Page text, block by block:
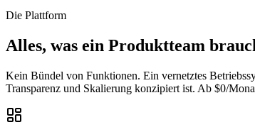
Die Plattform
Alles, was ein Produktteam
Kein Bündel von Funktionen. Ein vernetztes
Transparenz und Skalierung konzipiert ist. Ab $0/